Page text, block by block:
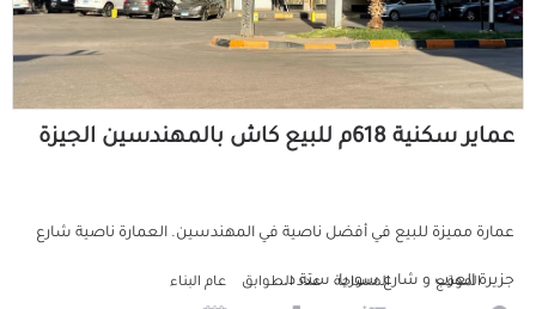
عماير سكنية 618م للبيع كاش بالمهندسين الجيزة
عمارة مميزة للبيع في أفضل ناصية في المهندسين. العمارة ناصية شارع
جزيرة العرب و شارع سوريا. ستة د...
الموقع المساحة عدد الطوابق عام البناء